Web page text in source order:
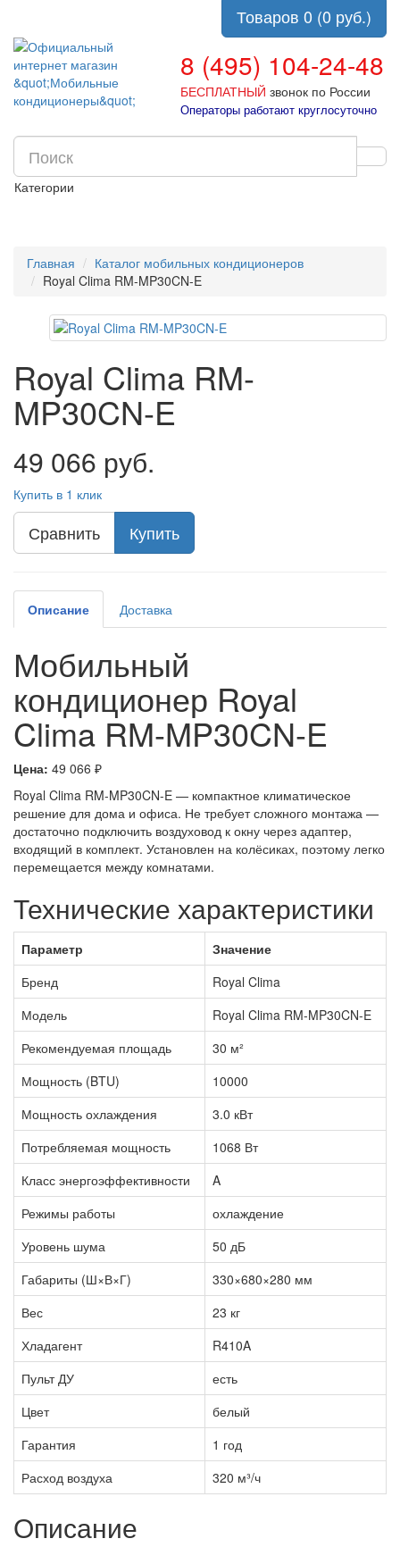
Товаров 0 (0 руб.)
8 (495) 104-24-48
БЕСПЛАТНЫЙ звонок по России
Операторы работают круглосуточно
Категории
Главная
Каталог мобильных кондиционеров
Royal Clima RM-MP30CN-E
Royal Clima RM-
MP30CN-E
49 066 руб.
Купить в 1 клик
Сравнить Купить
Описание Доставка
Мобильный
кондиционер Royal
Clima RM-MP30CN-E
Цена: 49 066 ₽
Royal Clima RM-MP30CN-E — компактное климатическое
решение для дома и офиса. Не требует сложного монтажа —
достаточно подключить воздуховод к окну через адаптер,
входящий в комплект. Установлен на колёсиках, поэтому легко
перемещается между комнатами.
Технические характеристики
Параметр
Значение
Бренд
Royal Clima
Модель
Royal Clima RM-MP30CN-E
Рекомендуемая площадь
30 м²
Мощность (BTU)
10000
Мощность охлаждения
3.0 кВт
Потребляемая мощность
1068 Вт
Класс энергоэффективности
A
Режимы работы
охлаждение
Уровень шума
50 дБ
Габариты (Ш×В×Г)
330×680×280 мм
Вес
23 кг
Хладагент
R410A
Пульт ДУ
есть
Цвет
белый
Гарантия
1 год
Расход воздуха
320 м³/ч
Описание